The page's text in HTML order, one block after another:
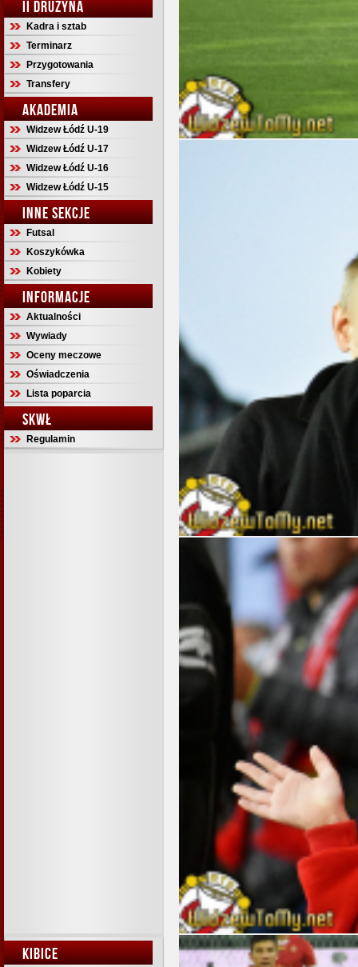
II DRUŻYNA
Kadra i sztab
Terminarz
Przygotowania
Transfery
AKADEMIA
Widzew Łódź U-19
Widzew Łódź U-17
Widzew Łódź U-16
Widzew Łódź U-15
INNE SEKCJE
Futsal
Koszykówka
Kobiety
INFORMACJE
Aktualności
Wywiady
Oceny meczowe
Oświadczenia
Lista poparcia
SKWŁ
Regulamin
KIBICE